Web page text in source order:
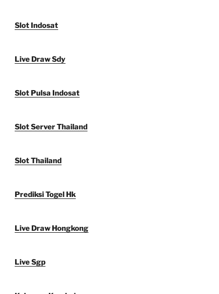
Slot Indosat
Live Draw Sdy
Slot Pulsa Indosat
Slot Server Thailand
Slot Thailand
Prediksi Togel Hk
Live Draw Hongkong
Live Sgp